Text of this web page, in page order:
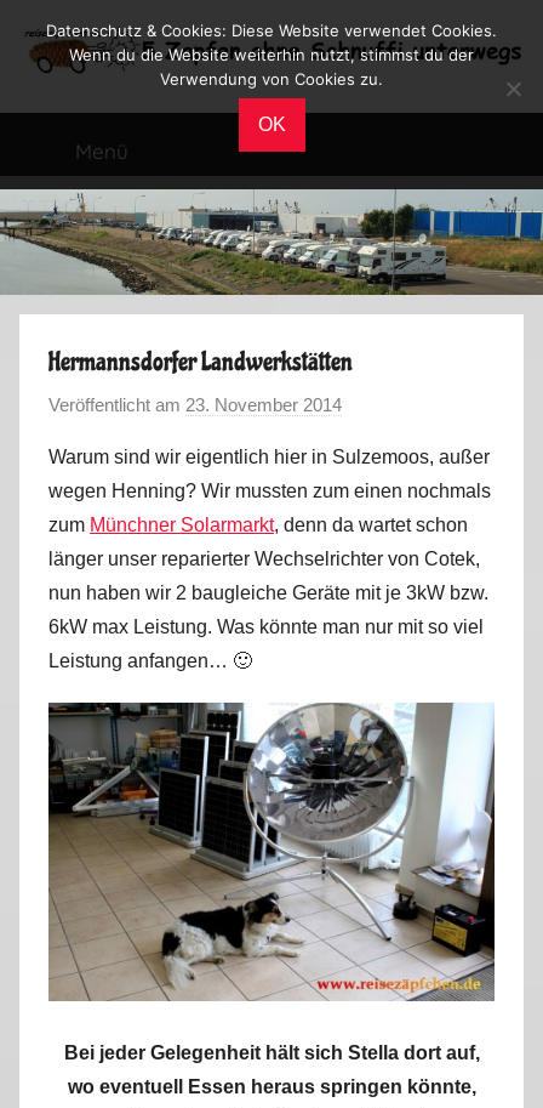
Inhalt
Reiseblog
im
Wohnmobil
Menü
Hermannsdorfer Landwerkstätten
Veröffentlicht am 23. November 2014
n
M
a
r
k
u
Warum sind wir eigentlich hier in Sulzemoos, außer
wegen Henning? Wir mussten zum einen nochmals
zum Münchner Solarmarkt, denn da wartet schon
länger unser reparierter Wechselrichter von Cotek,
nun haben wir 2 baugleiche Geräte mit je 3kW bzw.
6kW max Leistung. Was könnte man nur mit so viel
Leistung anfangen… 🙂
Bei jeder Gelegenheit hält sich Stella dort auf,
wo eventuell Essen heraus springen könnte,
Datenschutz & Cookies: Diese Website verwendet Cookies.
Wenn du die Website weiterhin nutzt, stimmst du der
Verwendung von Cookies zu.
OK